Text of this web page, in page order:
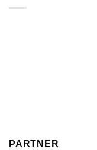
PARTNER